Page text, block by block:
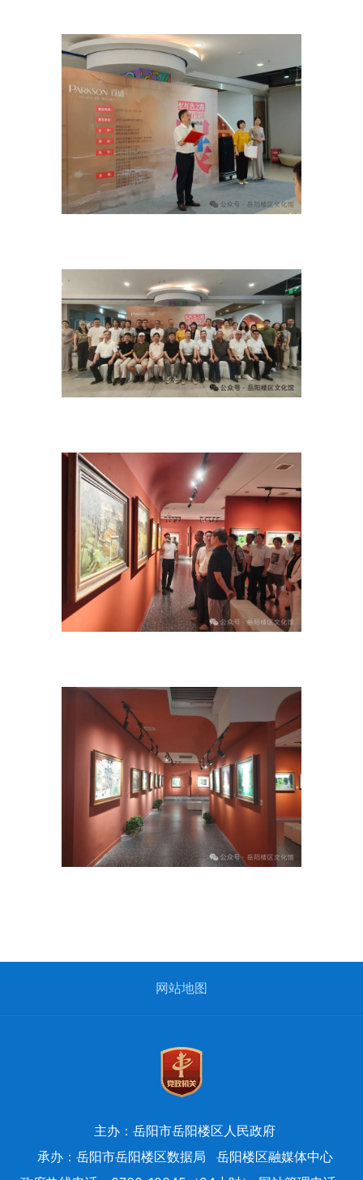
网站地图
主办：岳阳市岳阳楼区人民政府
承办：岳阳市岳阳楼区数据局
岳阳楼区融媒体中心